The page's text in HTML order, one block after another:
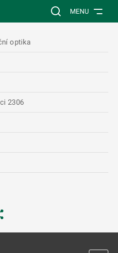
Vyhledávání na
MENU
optika
2306
kartě
na nové kartě
na nové kartě